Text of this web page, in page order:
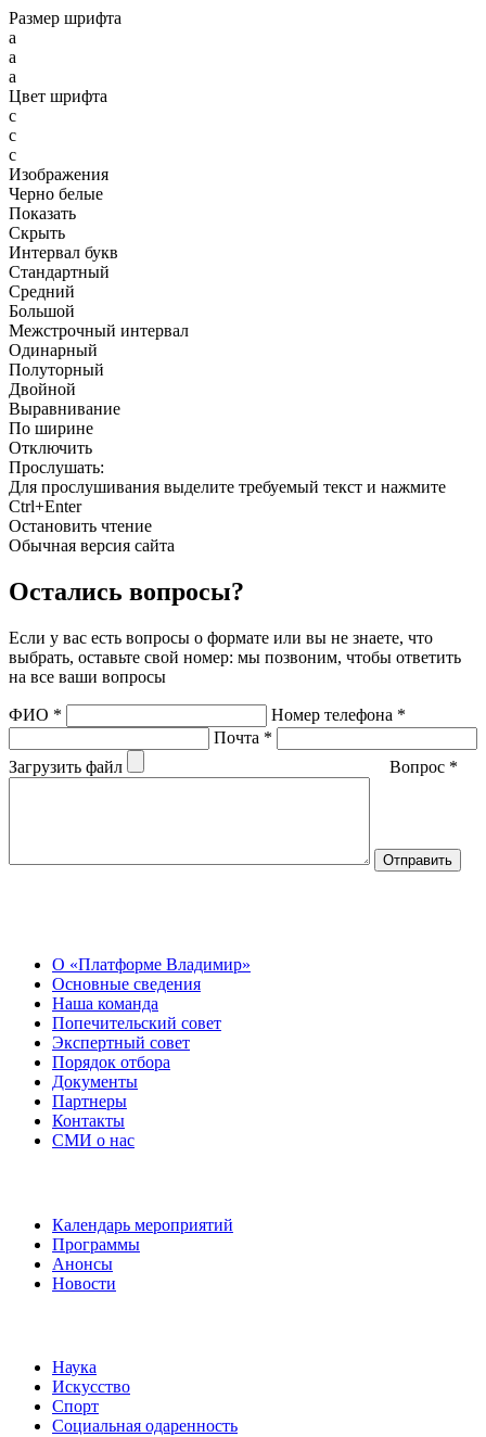
Размер шрифта
a
a
a
Цвет шрифта
c
c
c
Изображения
Черно белые
Показать
Скрыть
Интервал букв
Стандартный
Средний
Большой
Межстрочный интервал
Одинарный
Полуторный
Двойной
Выравнивание
По ширине
Отключить
Прослушать:
Для прослушивания выделите требуемый текст и нажмите
Ctrl+Enter
Остановить чтение
Обычная версия сайта
Остались вопросы?
Если у вас есть вопросы о формате или вы не знаете, что
выбрать, оставьте свой номер: мы позвоним, чтобы ответить
на все ваши вопросы
ФИО * Номер телефона *
Почта *
Загрузить файл
Вопрос *
О «Платформе Владимир»
Основные сведения
Наша команда
Попечительский совет
Экспертный совет
Порядок отбора
Документы
Партнеры
Контакты
СМИ о нас
Календарь мероприятий
Программы
Анонсы
Новости
Наука
Искусство
Спорт
Социальная одаренность